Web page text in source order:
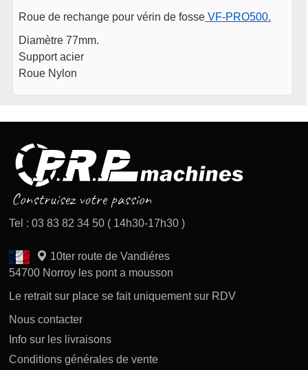
Roue de rechange pour vérin de fosse VF-PRO500.
Diamètre 77mm.
Support acier
Roue Nylon
Tel : 03 83 82 34 50 ( 14h30-17h30 )
10ter route de Vandiéres
54700 Norroy les pont a mousson
Le retrait sur place se fait uniquement sur RDV
Nous contacter
Info sur les livraisons
Conditions générales de vente